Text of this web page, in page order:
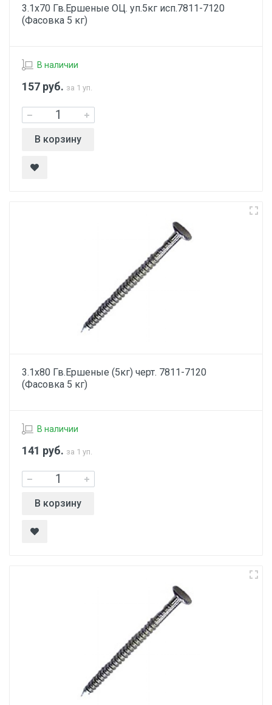
3.1х70 Гв.Ершеные ОЦ. уп.5кг исп.7811-7120
(Фасовка 5 кг)
В наличии
157 руб. за 1 уп.
В корзину
3.1х80 Гв.Ершеные (5кг) черт. 7811-7120
(Фасовка 5 кг)
В наличии
141 руб. за 1 уп.
В корзину